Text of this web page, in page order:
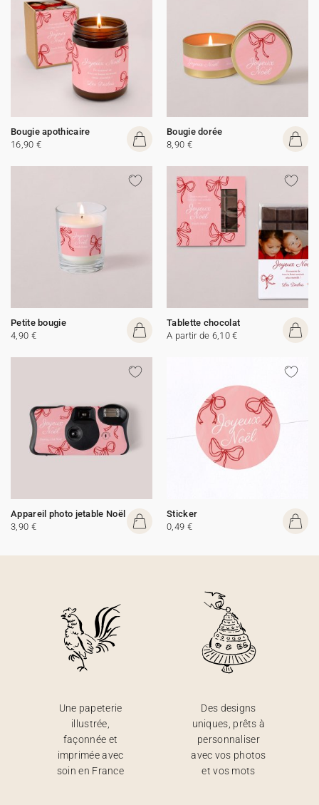
Bougie apothicaire
16,90 €
Bougie dorée
8,90 €
Petite bougie
4,90 €
Tablette chocolat
A partir de 6,10 €
Appareil photo jetable Noël
3,90 €
Sticker
0,49 €
Une papeterie
illustrée,
façonnée et
imprimée avec
soin en France
Des designs
uniques, prêts à
personnaliser
avec vos photos
et vos mots